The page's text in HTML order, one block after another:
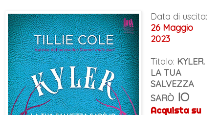
Data di uscita:
26 Maggio
2023
Titolo: KYLER.
LA TUA
SALVEZZA
SARÒ IO
Acquista su